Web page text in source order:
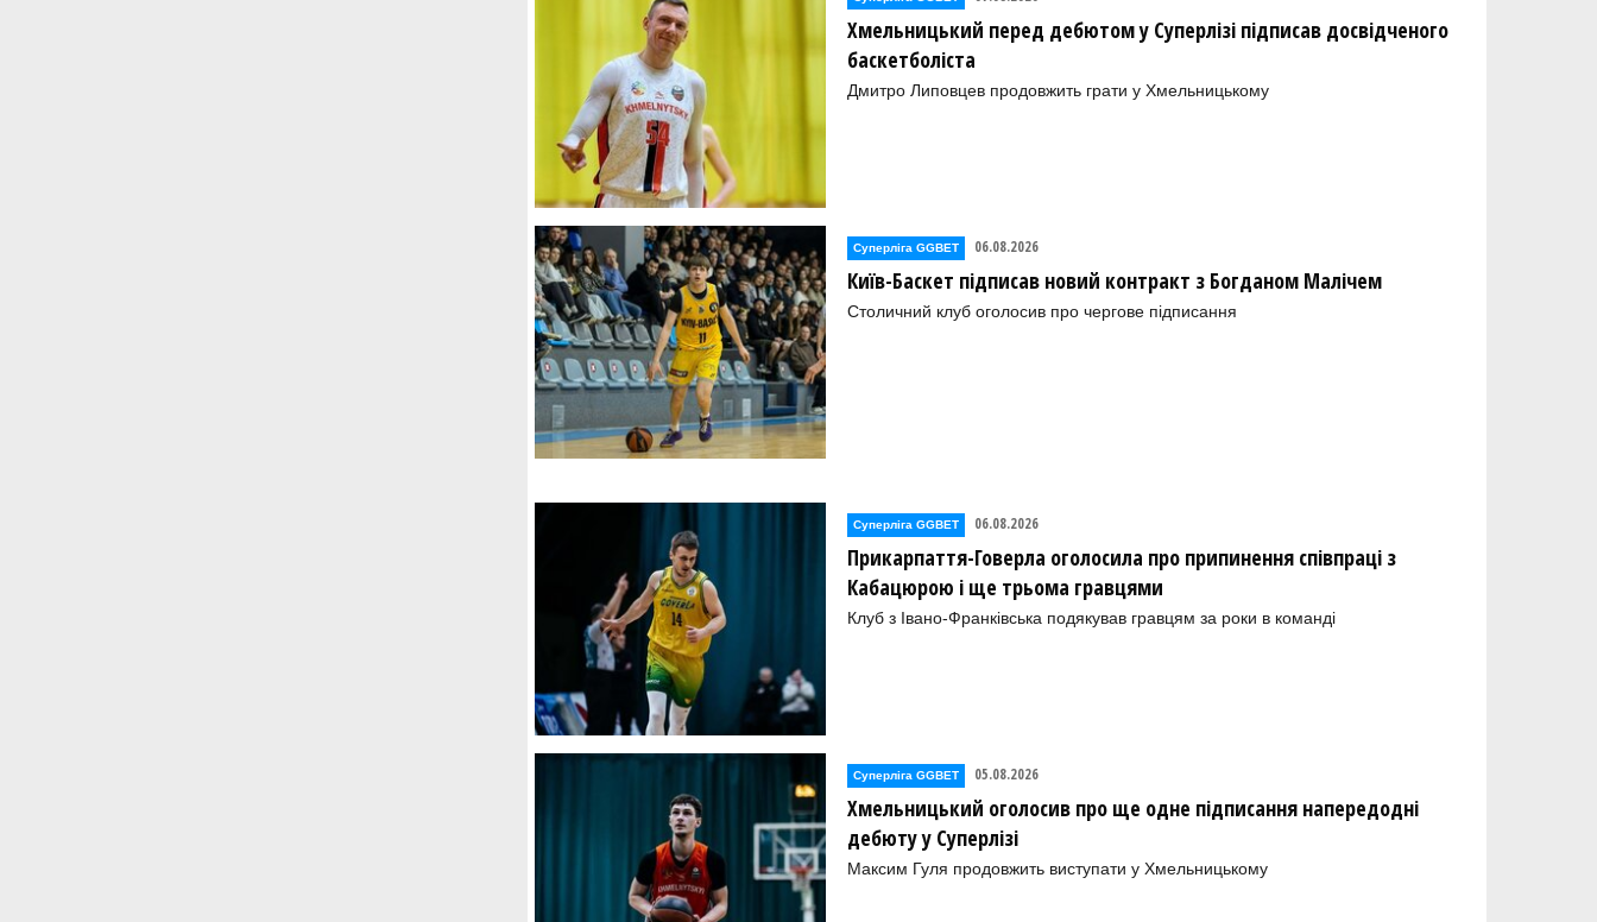
Хмельницький перед дебютом у Суперлізі підписав досвідченого
баскетболіста
Дмитро Липовцев продовжить грати у Хмельницькому
Суперліга GGBET 06.08.2026
Київ-Баскет підписав новий контракт з Богданом Малічем
Столичний клуб оголосив про чергове підписання
Суперліга GGBET 06.08.2026
Прикарпаття-Говерла оголосила про припинення співпраці з
Кабацюрою і ще трьома гравцями
Клуб з Івано-Франківська подякував гравцям за роки в команді
Суперліга GGBET 05.08.2026
Хмельницький оголосив про ще одне підписання напередодні
дебюту у Суперлізі
Максим Гуля продовжить виступати у Хмельницькому